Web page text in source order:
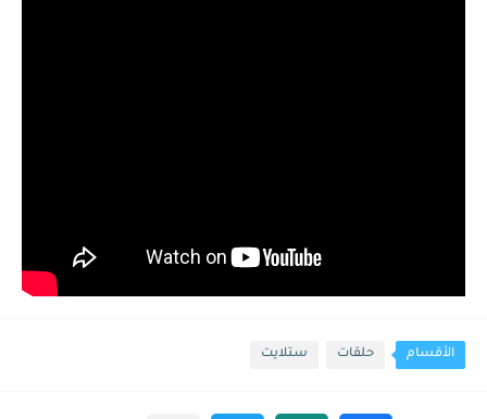
الأقسام حلقات ستلايت